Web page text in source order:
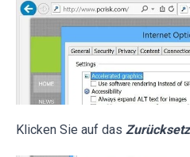
Klicken Sie auf das